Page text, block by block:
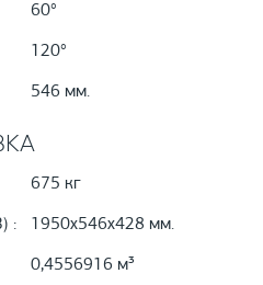
60°
120°
546 мм.
675 кг
: 1950х546х428 мм.
0,4556916 м³